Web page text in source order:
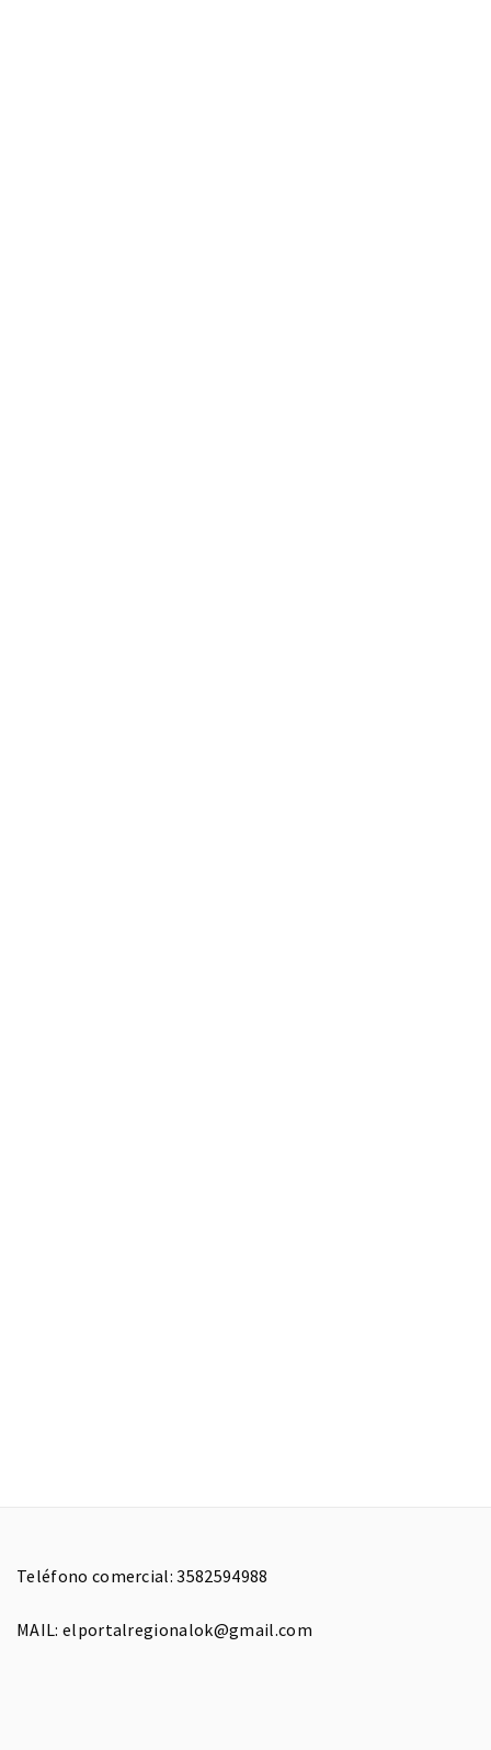
Teléfono comercial: 3582594988
MAIL: elportalregionalok@gmail.com